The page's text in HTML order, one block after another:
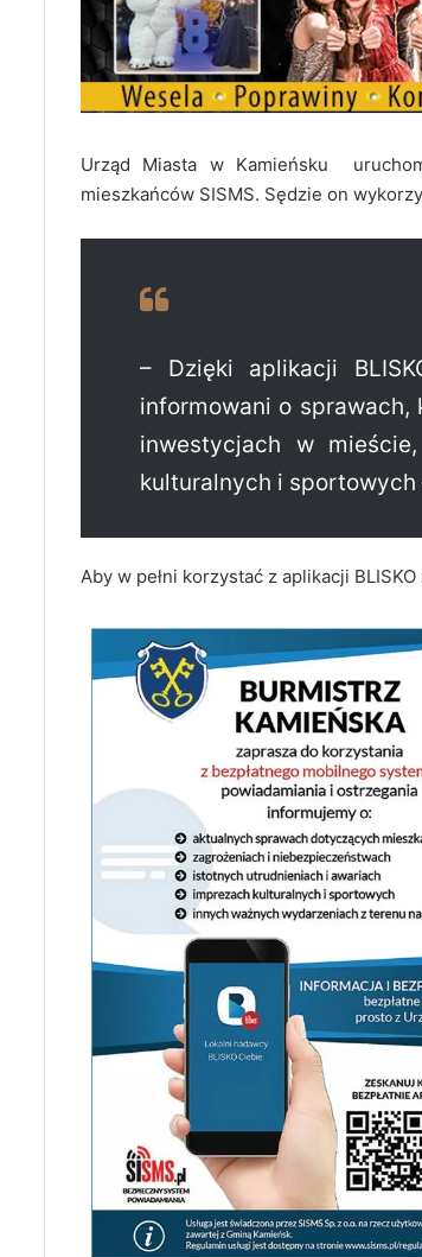
Urząd Miasta w Kamieńsku
mieszkańców SISMS. Sędzie on
– Dzięki aplikacji
informowani o
inwestycjach w
kulturalnych i sportowych
Aby w pełni korzystać z aplikacji